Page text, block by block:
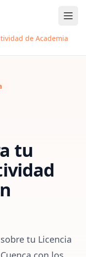
de Academia
tu
tu Licencia